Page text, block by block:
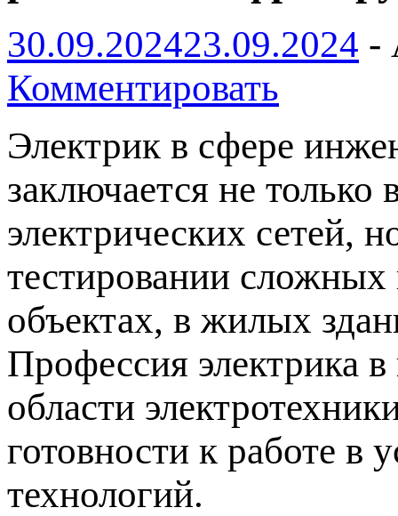
30.09.202423.09.2024 -
Комментировать
Электрик в сфере
заключается не
электрических сетей,
тестировании
объектах, в жилых
Профессия электрика
области
готовности к работе в
технологий.